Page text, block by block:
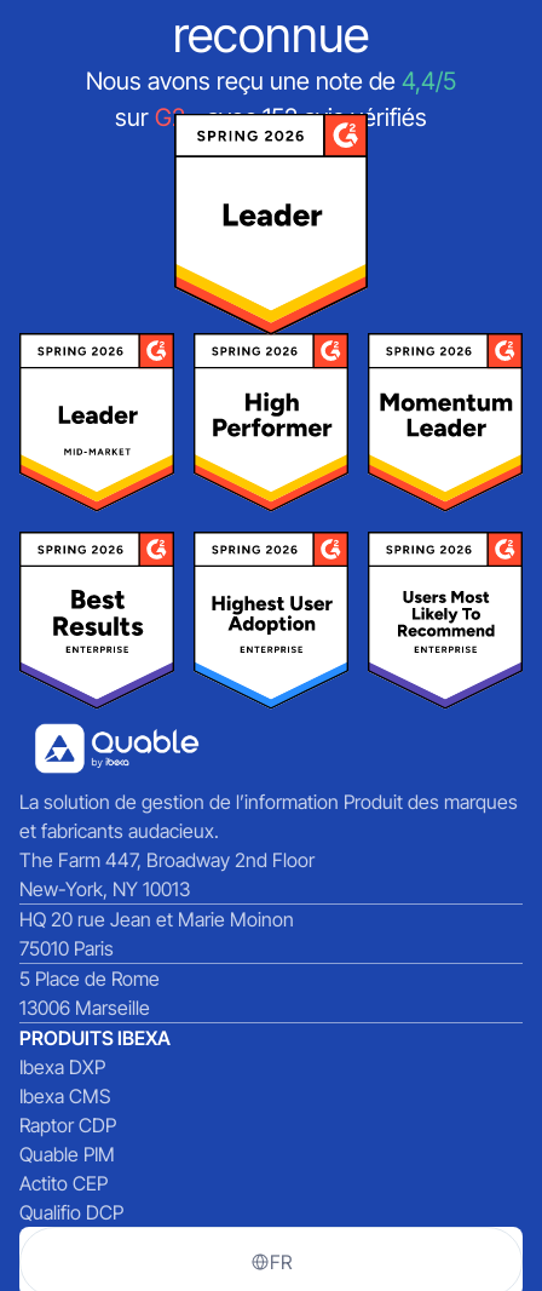
reconnue
Nous avons reçu une note de 4,4/5
sur G2- avec 152 avis vérifiés
La solution de gestion de l’information Produit des marques
et fabricants audacieux.
The Farm 447, Broadway 2nd Floor
New-York, NY 10013
HQ 20 rue Jean et Marie Moinon
75010 Paris
5 Place de Rome
13006 Marseille
PRODUITS IBEXA
Ibexa DXP
Ibexa CMS
Raptor CDP
Quable PIM
Actito CEP
Qualifio DCP
FR